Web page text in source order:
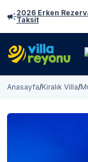
2026 Erken
Taksit
Anasayfa/Kiralık Villa/